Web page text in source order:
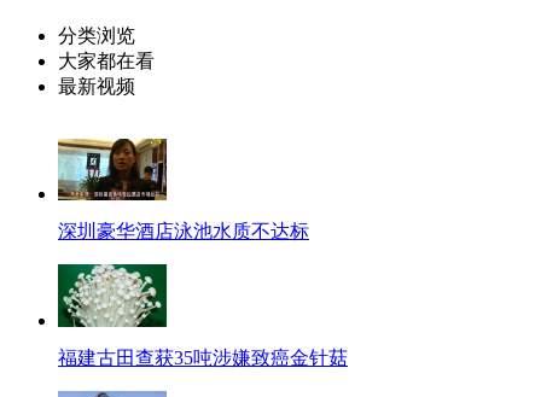
分类浏览
大家都在看
最新视频
深圳豪华酒店泳池水质不达标
福建古田查获35吨涉嫌致癌金针菇